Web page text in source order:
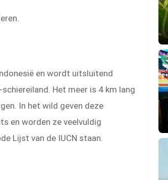
en wordt uitsluitend
Het meer is 4 km lang
In het wild geven deze
en worden ze veelvuldig
Lijst van de IUCN staan.